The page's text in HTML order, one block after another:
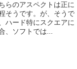
らのアスペクトは正に
そうです。が、そうで
ハード特にスクエアに
、ソフトでは...